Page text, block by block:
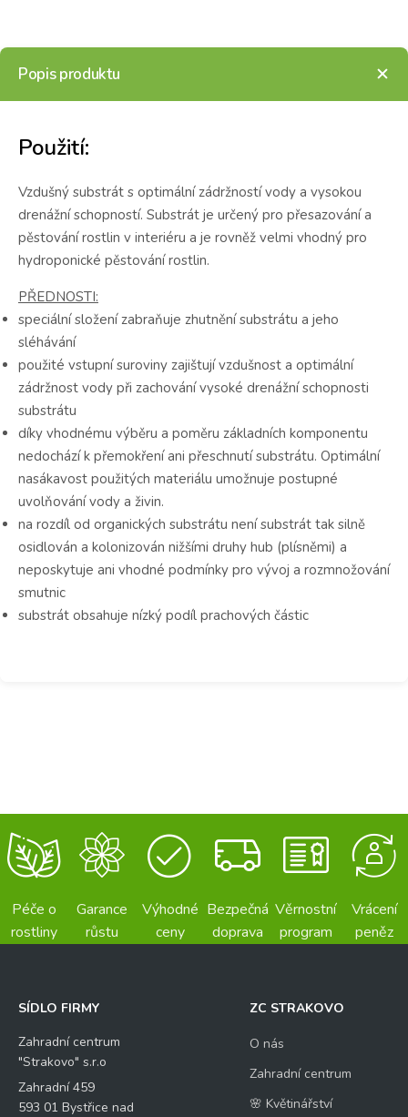
Popis produktu
Použití:
Vzdušný substrát s optimální zádržností vody a vysokou
drenážní schopností. Substrát je určený pro přesazování a
pěstování rostlin v interiéru a je rovněž velmi vhodný pro
hydroponické pěstování rostlin.
PŘEDNOSTI:
speciální složení zabraňuje zhutnění substrátu a jeho
sléhávání
použité vstupní suroviny zajištují vzdušnost a optimální
zádržnost vody při zachování vysoké drenážní schopnosti
substrátu
díky vhodnému výběru a poměru základních komponentu
nedochází k přemokření ani přeschnutí substrátu. Optimální
nasákavost použitých materiálu umožnuje postupné
uvolňování vody a živin.
na rozdíl od organických substrátu není substrát tak silně
osidlován a kolonizován nižšími druhy hub (plísněmi) a
neposkytuje ani vhodné podmínky pro vývoj a rozmnožování
smutnic
substrát obsahuje nízký podíl prachových částic
Péče o
rostliny
Garance
růstu
Výhodné
ceny
Bezpečná
doprava
Věrnostní
program
Vrácení
peněz
SÍDLO FIRMY
Zahradní centrum
"Strakovo" s.r.o
Zahradní 459
593 01 Bystřice nad
ZC STRAKOVO
O nás
Zahradní centrum
🌸 Květinářství